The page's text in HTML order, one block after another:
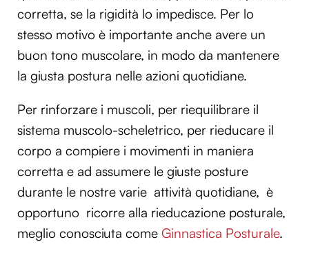
corretta, se la rigidità lo impedisce. Per lo
stesso motivo è importante anche avere un
buon tono muscolare, in modo da mantenere
la giusta postura nelle azioni quotidiane.
Per rinforzare i muscoli, per riequilibrare il
sistema muscolo-scheletrico, per rieducare il
corpo a compiere i movimenti in maniera
corretta e ad assumere le giuste posture
durante le nostre varie attività quotidiane, è
opportuno ricorre alla rieducazione posturale,
meglio conosciuta come Ginnastica Posturale.